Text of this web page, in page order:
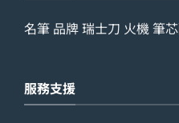
名筆 品牌瑞士刀 火機筆
服務支援